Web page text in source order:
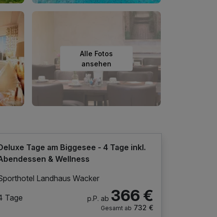
Alle Fotos
ansehen
Tage am Biggesee - 4 Tage inkl.
& Wellness
Landhaus Wacker
Tage
p.P. ab 366 €
Gesamt ab 732 €